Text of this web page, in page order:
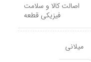
اصالت کالا و سلامت
فیزیکی قطعه
میلانی